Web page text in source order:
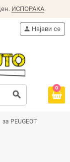
ИСПОРАКА.
search
person Најави се
0
за PEUGEOT